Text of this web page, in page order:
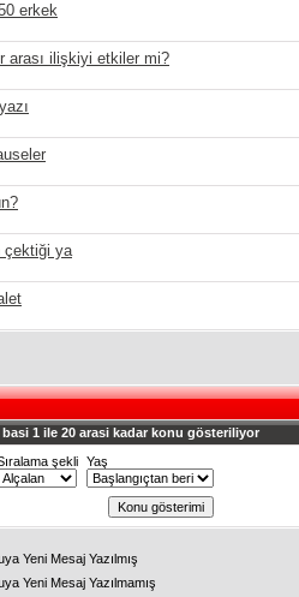
erkek
arası ilişkiyi etkiler mi?
çektiği ya
1 ile 20 arasi kadar konu gösteriliyor
şekli Yaş
Yeni Mesaj Yazılmış
Yeni Mesaj Yazılmamış